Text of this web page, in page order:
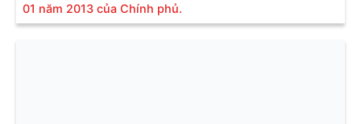
01 năm 2013 của Chính phủ.